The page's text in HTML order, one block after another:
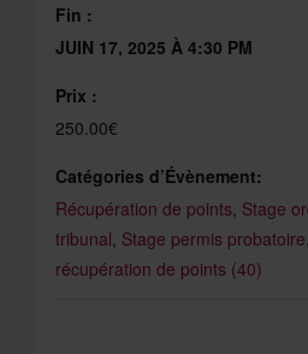
Fin :
JUIN 17, 2025 À 4:30 PM
Prix :
250.00€
Catégories d’Évènement:
Récupération de points Stage
tribunal Stage permis probatoire
récupération de points (40)